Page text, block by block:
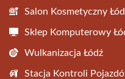
Salon Kosmetyczny
Sklep Komputerowy
Wulkanizacja Łódź
Stacja Kontroli